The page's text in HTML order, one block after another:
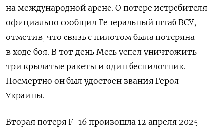
на международной арене. О потере истребителя
официально сообщил Генеральный штаб ВСУ,
отметив, что связь с пилотом была потеряна
в ходе боя. В тот день Месь успел уничтожить
три крылатые ракеты и один беспилотник.
Посмертно он был удостоен звания Героя
Украины.
Вторая потеря F-16 произошла 12 апреля 2025